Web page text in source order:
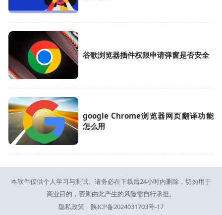
谷歌浏览器插件权限申请弹窗是否安全
google Chrome浏览器网页翻译功能
怎么用
本软件仅供个人学习与测试。请务必在下载后24小时内删除，切勿用于
商业目的，否则由此产生的风险需自行承担。
隐私政策
陕ICP备2024031703号-17